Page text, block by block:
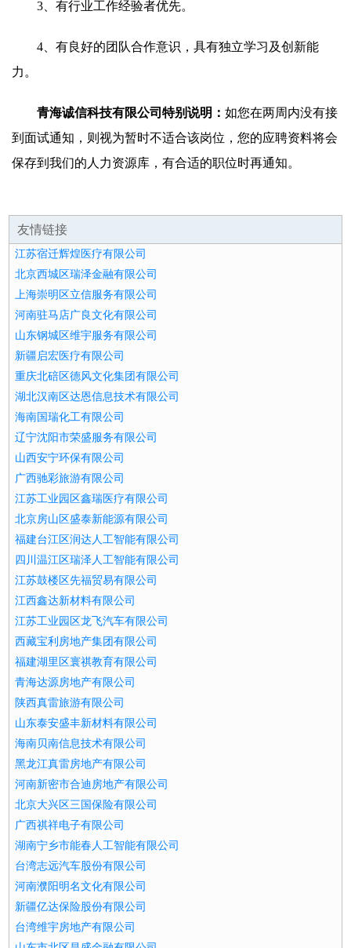
3、有行业工作经验者优先。
4、有良好的团队合作意识，具有独立学习及创新能
力。
青海诚信科技有限公司特别说明： 如您在两周内没有接
到面试通知，则视为暂时不适合该岗位，您的应聘资料将会
保存到我们的人力资源库，有合适的职位时再通知。
友情链接
江苏宿迁辉煌医疗有限公司
北京西城区瑞泽金融有限公司
上海崇明区立信服务有限公司
河南驻马店广良文化有限公司
山东钢城区维宇服务有限公司
新疆启宏医疗有限公司
重庆北碚区德风文化集团有限公司
湖北汉南区达恩信息技术有限公司
海南国瑞化工有限公司
辽宁沈阳市荣盛服务有限公司
山西安宁环保有限公司
广西驰彩旅游有限公司
江苏工业园区鑫瑞医疗有限公司
北京房山区盛泰新能源有限公司
福建台江区润达人工智能有限公司
四川温江区瑞泽人工智能有限公司
江苏鼓楼区先福贸易有限公司
江西鑫达新材料有限公司
江苏工业园区龙飞汽车有限公司
西藏宝利房地产集团有限公司
福建湖里区寰祺教育有限公司
青海达源房地产有限公司
陕西真雷旅游有限公司
山东泰安盛丰新材料有限公司
海南贝南信息技术有限公司
黑龙江真雷房地产有限公司
河南新密市合迪房地产有限公司
北京大兴区三国保险有限公司
广西祺祥电子有限公司
湖南宁乡市能春人工智能有限公司
台湾志远汽车股份有限公司
河南濮阳明名文化有限公司
新疆亿达保险股份有限公司
台湾维宇房地产有限公司